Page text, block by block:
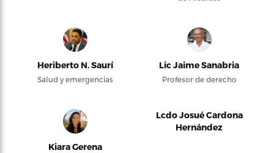
Heriberto N. Saurí
Salud y emergencias
Lic Jaime Sanabria
Profesor de derecho
Kiara Gerena
Lcdo Josué Cardona
Hernández